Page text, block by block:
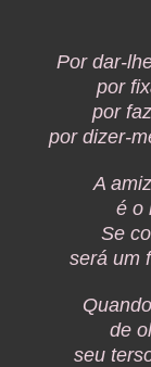
Por dar-
por
por
por dizer-
A
é o
Se
será um
de
seu